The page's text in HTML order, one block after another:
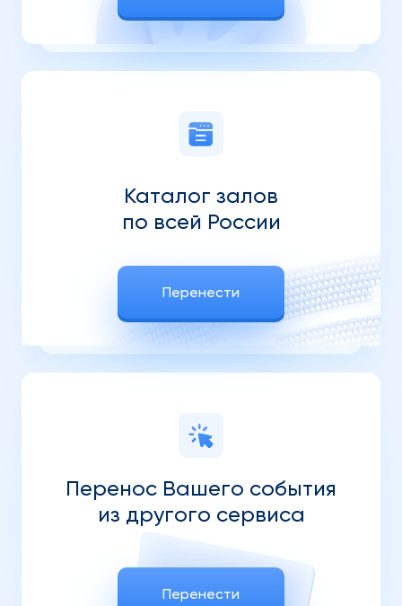
Каталог залов
по всей России
Перенести
Перенос Вашего события
из другого сервиса
Перенести